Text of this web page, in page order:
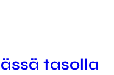
tasolla